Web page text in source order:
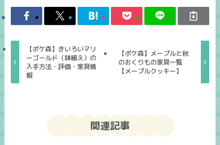
【ポケ森】きいろいマリ
ーゴールド（鉢植え）の
入手方法・評価・家具情
報
【ポケ森】メープルと秋
のおくりもの家具一覧
【メープルクッキー】
関連記事